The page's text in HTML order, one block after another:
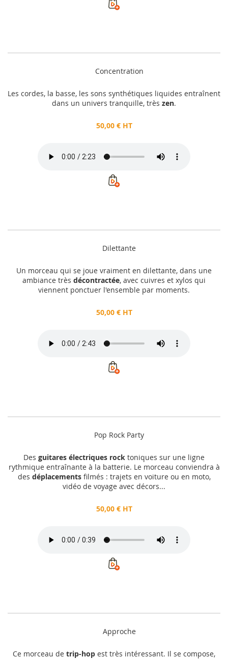
Concentration
Les cordes, la basse, les sons synthétiques liquides entraînent
dans un univers tranquille, très zen.
50,00 € HT
Dilettante
Un morceau qui se joue vraiment en dilettante, dans une
ambiance très décontractée, avec cuivres et xylos qui
viennent ponctuer l'ensemble par moments.
50,00 € HT
Pop Rock Party
Des guitares électriques rock toniques sur une ligne
rythmique entraînante à la batterie. Le morceau conviendra à
des déplacementsfilmés : trajets en voiture ou en moto,
vidéo de voyage avec décors...
50,00 € HT
Approche
Ce morceau de trip-hop est très intéressant. Il se compose,